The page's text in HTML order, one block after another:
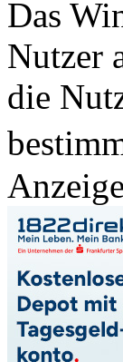
Das
Nutzer
die
Anzeige